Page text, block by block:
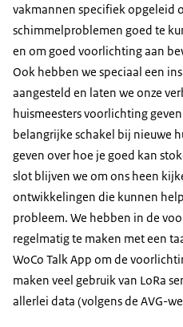
vakmannen specifiek opgeleid
schimmelproblemen goed te
en om goed voorlichting aan
Ook hebben we speciaal een
aangesteld en laten we onze
huismeesters voorlichting
belangrijke schakel bij nieuwe
geven over hoe je goed kan
slot blijven we om ons heen
ontwikkelingen die kunnen
probleem. We hebben in de
regelmatig te maken met een
WoCo Talk App om de
maken veel gebruik van LoRa
allerlei data (volgens de AVG-